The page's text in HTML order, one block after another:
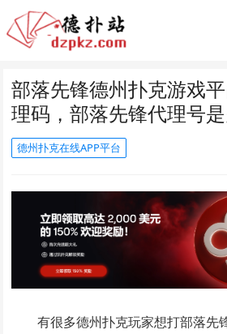
部落先锋德州扑克游戏
理码，部落先锋代理号
德州扑克在线APP平台
有很多德州扑克玩家想打部落先